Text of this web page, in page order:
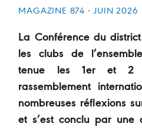
MAGAZINE 874 - JUIN 2026
La Conférence du
les clubs de
tenue les 1er et 2
rassemblement
nombreuses réflexions
et s’est conclu par une